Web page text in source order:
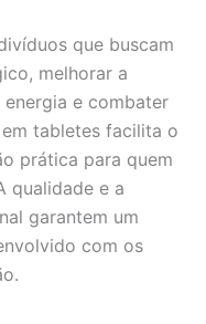
que buscam
melhorar a
e combater
tabletes facilita o
prática para quem
qualidade e a
garantem um
com os